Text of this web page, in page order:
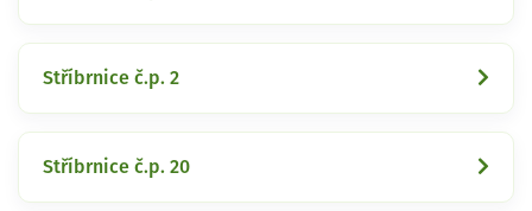
Stříbrnice č.p. 2
Stříbrnice č.p. 20